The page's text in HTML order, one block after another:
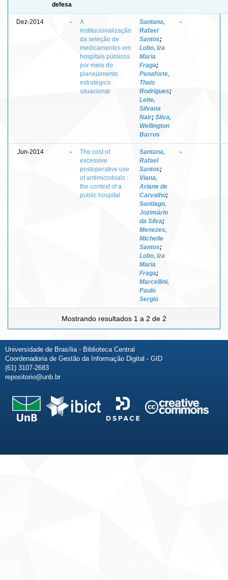
defesa
Dez-2014 -
A
institucionalização
da seleção de
medicamentos em
hospitais públicos
por meio do
planejamento
estratégico
situacional
Santana,
Rafael
Santos;
Lobo, Iza
Maria
Fraga;
Penaforte,
Thais
Rodrigues;
Leite,
Silvana
Nair; Silva,
Wellington
Barros
-
Jun-2014 -
The cost of
excessive
postoperative use
of antimicrobials :
the context of a
public hospital
Santana,
Rafael
Santos;
Viana,
Ariane de
Carvalho;
Santiago,
Jozimário
da Silva;
Menezes,
Michelle
Santos;
Lobo, Iza
Maria
Fraga;
Marcellini,
Paulo
Sergio
-
Mostrando resultados 1 a 2 de 2
Universidade de Brasília - Biblioteca Central
Coordenadoria de Gestão da Informação Digital - GID
(61) 3107-2683
repositorio@unb.br